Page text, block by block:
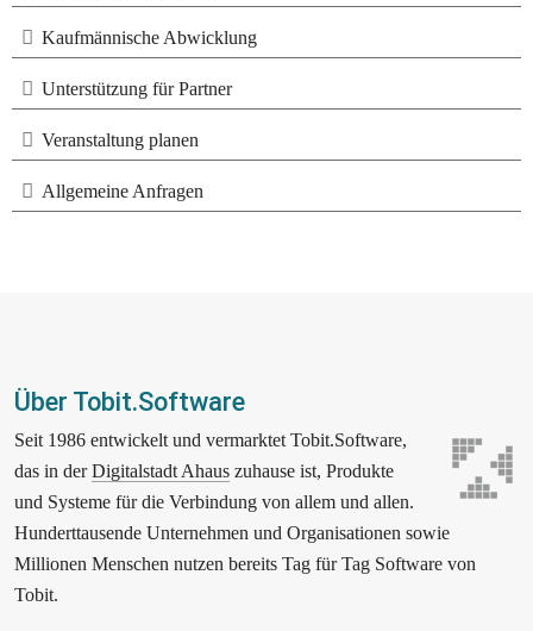
Kaufmännische Abwicklung
Unterstützung für Partner
Veranstaltung planen
Allgemeine Anfragen
Über Tobit.Software
Seit 1986 entwickelt und vermarktet Tobit.Software,
das in der Digitalstadt Ahaus zuhause ist, Produkte
und Systeme für die Verbindung von allem und allen.
Hunderttausende Unternehmen und Organisationen sowie
Millionen Menschen nutzen bereits Tag für Tag Software von
Tobit.